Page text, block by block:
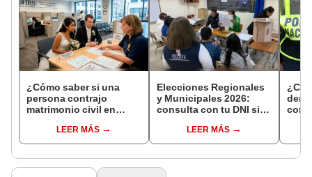
¿Cómo saber si una
persona contrajo
matrimonio civil en
LEER MÁS
Elecciones Regionales
y Municipales 2026:
consulta con tu DNI si
de mesa para este 4 de
octubre en el link oficial
LEER MÁS
con